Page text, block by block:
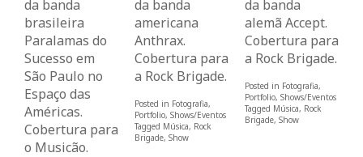
da banda
brasileira
Paralamas do
Sucesso em
São Paulo no
Espaço das
Américas.
Cobertura para
o Musicão.
da banda
americana
Anthrax.
Cobertura para
a Rock Brigade.
Posted in Fotografia,
Portfolio, Shows/Eventos
Tagged Música, Rock
Brigade, Show
da banda
alemã Accept.
Cobertura para
a Rock Brigade.
Posted in Fotografia,
Portfolio,Shows/Eventos
Tagged Música, Rock
Brigade,Show